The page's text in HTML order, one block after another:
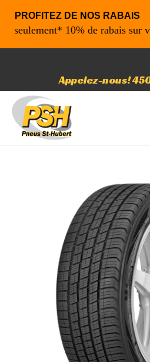
PROFITEZ DE NOS RABAIS
10% de rabais sur vos
Appelez-nous!